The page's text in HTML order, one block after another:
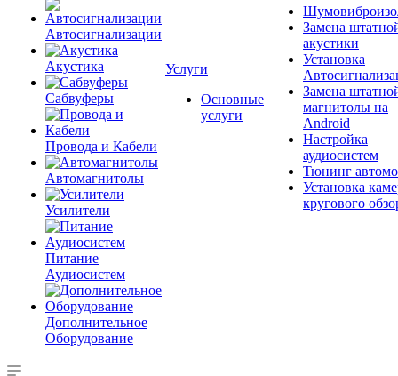
Автосигнализации
Акустика
Сабвуферы
Провода и Кабели
Автомагнитолы
Усилители
Питание
Аудиосистем
Дополнительное
Оборудование
Услуги
Основные
услуги
Замена
акустики
Установка
Замена
магнитолы на
Android
Настройка
аудиосистем
Тюнинг
Установка
кругового